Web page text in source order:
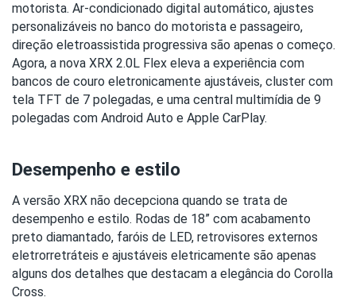
motorista. Ar-condicionado digital automático, ajustes
personalizáveis no banco do motorista e passageiro,
direção eletroassistida progressiva são apenas o começo.
Agora, a nova XRX 2.0L Flex eleva a experiência com
bancos de couro eletronicamente ajustáveis, cluster com
tela TFT de 7 polegadas, e uma central multimídia de 9
polegadas com Android Auto e Apple CarPlay.
Desempenho e estilo
A versão XRX não decepciona quando se trata de
desempenho e estilo. Rodas de 18” com acabamento
preto diamantado, faróis de LED, retrovisores externos
eletrorretráteis e ajustáveis eletricamente são apenas
alguns dos detalhes que destacam a elegância do Corolla
Cross.